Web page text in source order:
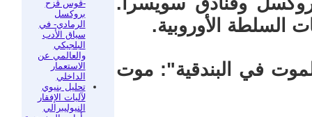
-قوس قزح
بروكسل
الرمادي- في
سياق الأدب
البلجيكي
والعالمي عن
الاستعمار
الداخلي
تحليل بنيوي
لآليات الإفقار
النيوليبرالي
السلطة الأوروبية.
في البندقية": موت